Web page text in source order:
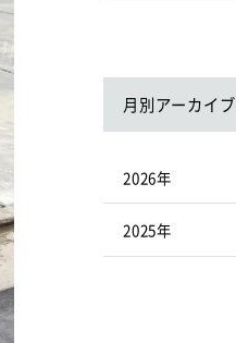
月別アーカイブ
2026年
2025年